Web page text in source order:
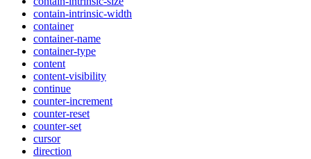
contain-intrinsic-width
container
container-name
container-type
content
content-visibility
continue
counter-increment
counter-reset
counter-set
cursor
direction